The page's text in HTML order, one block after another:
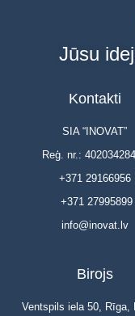
Jūsu
Kontakti
SIA “INOVAT”
Reģ. nr.:
+371 29166956
+371 27995899
info@inovat.lv
Birojs
Ventspils iela 50, Rīga,